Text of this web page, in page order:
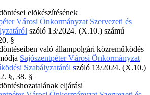
elõkészítésének
Városi Önkormányzat Szervezeti és
szóló 13/2024. (X.10.) számú
§
való állampolgári közreműködés
Sajószentpéter Városi Önkormányzat
Szabályzatáról szóló 13/2024. (X.10.)
§, 38. §
eljárási